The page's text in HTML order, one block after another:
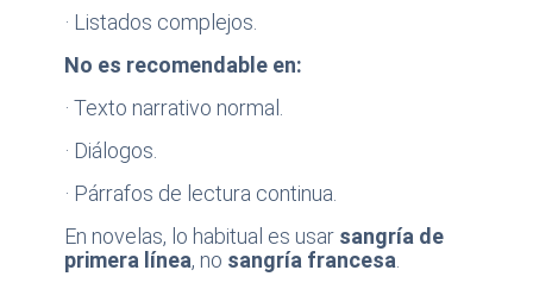
· Listados complejos.
No es recomendable en:
· Texto narrativo normal.
· Diálogos.
· Párrafos de lectura continua.
En novelas, lo habitual es usar sangría de
primera línea, no sangría francesa